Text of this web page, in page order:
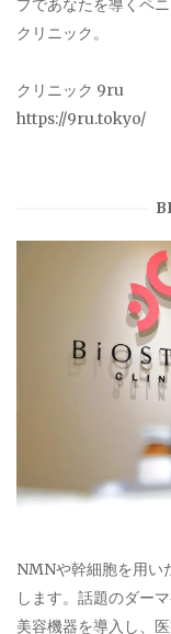
プであなたを導くペ
クリニック。
クリニック 9ru
https://9ru.tokyo/
NMNや幹細胞を用い
します。話題のダー
美容機器を導入し、